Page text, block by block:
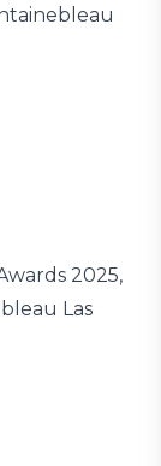
2025,
Las